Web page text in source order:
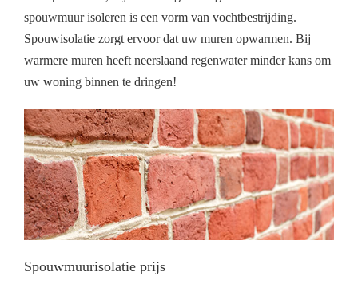
spouwmuur isoleren is een vorm van vochtbestrijding.
Spouwisolatie zorgt ervoor dat uw muren opwarmen. Bij
warmere muren heeft neerslaand regenwater minder kans om
uw woning binnen te dringen!
Spouwmuurisolatie prijs